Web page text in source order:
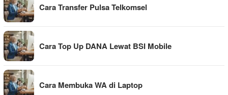
Cara Transfer Pulsa Telkomsel
Cara Top Up DANA Lewat BSI Mobile
Cara Membuka WA di Laptop